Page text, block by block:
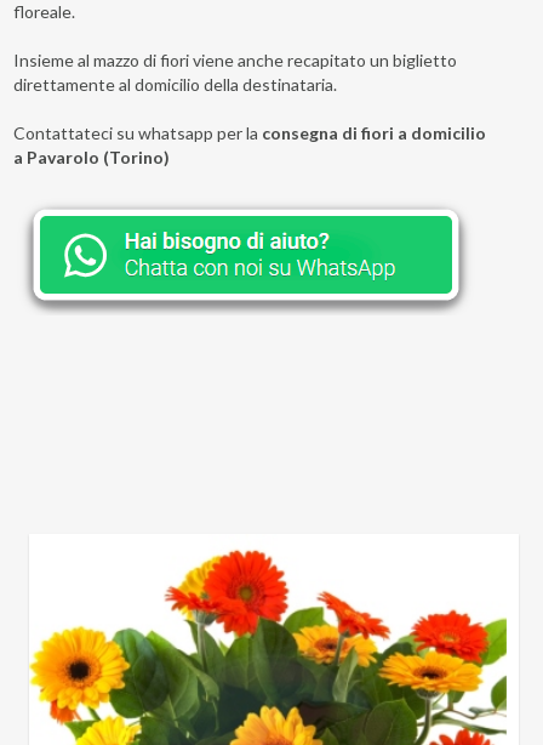
floreale.
Insieme al mazzo di fiori viene anche recapitato un biglietto
direttamente al domicilio della destinataria.
Contattateci su whatsapp per la consegna di fiori a domicilio
a Pavarolo (Torino)